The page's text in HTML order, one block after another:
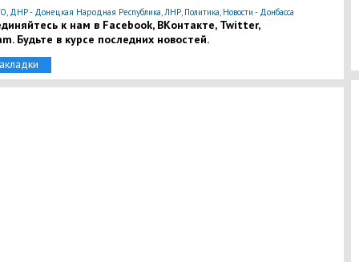
, ДНР - Донецкая Народная Республика,ЛНР, Политика, Новости - Донбасса
к нам в Facebook, ВКонтакте, Twitter,
Будьте в курсе последних новостей.